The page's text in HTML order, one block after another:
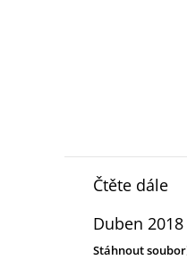
Čtěte dále
Duben 2018
Stáhnout soubor